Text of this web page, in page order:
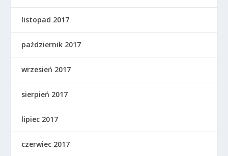
listopad 2017
październik 2017
wrzesień 2017
sierpień 2017
lipiec 2017
czerwiec 2017